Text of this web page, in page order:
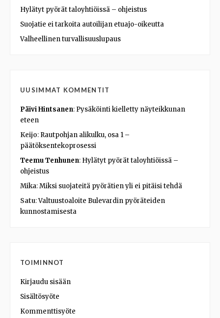
Hylätyt pyörät taloyhtiöissä – ohjeistus
Suojatie ei tarkoita autoilijan etuajo-oikeutta
Valheellinen turvallisuuslupaus
UUSIMMAT KOMMENTIT
Päivi Hintsanen: Pysäköinti kielletty näyteikkunan
eteen
Keijo: Rautpohjan alikulku, osa 1 –
päätöksentekoprosessi
Teemu Tenhunen: Hylätyt pyörät taloyhtiöissä –
ohjeistus
Mika:Miksi suojateitä pyörätien yli ei pitäisi tehdä
Satu:Valtuustoaloite Bulevardin pyöräteiden
kunnostamisesta
TOIMINNOT
Kirjaudu sisään
Sisältösyöte
Kommenttisyöte